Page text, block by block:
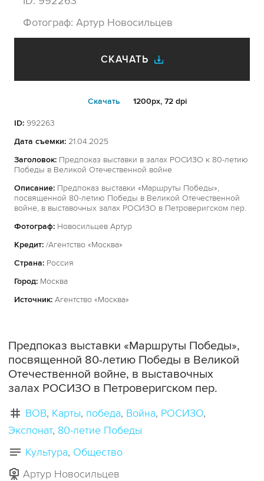
Фотограф: Артур Новосильцев
СКАЧАТЬ
Cкачать 1200px, 72 dpi
ID: 992263
Дата съемки: 21.04.2025
Заголовок: Предпоказ выставки в залах РОСИЗО к 80-летию
Победы в Великой Отечественной войне
Описание: Предпоказ выставки «Маршруты Победы»,
посвященной 80-летию Победы в Великой Отечественной
войне, в выставочных залах РОСИЗО в Петроверигском пер.
Фотограф: Новосильцев Артур
Кредит: /Агентство «Москва»
Страна: Россия
Город: Москва
Источник: Агентство «Москва»
Предпоказ выставки «Маршруты Победы»,
посвященной 80-летию Победы в Великой
Отечественной войне, в выставочных
залах РОСИЗО в Петроверигском пер.
ВОВ Карты победа Война РОСИЗО
Экспонат 80-летие Победы
Культура Общество
Артур Новосильцев